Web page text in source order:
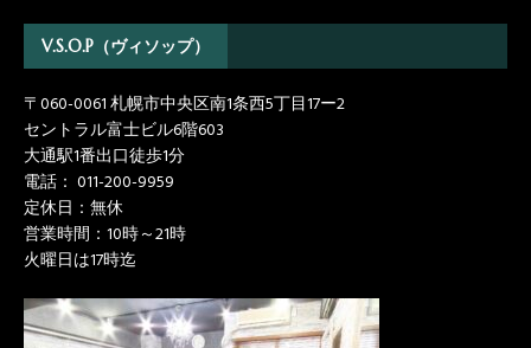
c
e
b
o
o
k
i
t
t
e
r
n
e
V.S.O.P（ヴィソップ）
〒060-0061 札幌市中央区南1条西5丁目17ー2
セントラル富士ビル6階603
大通駅1番出口徒歩1分
電話： 011-200-9959
定休日：無休
営業時間：10時～21時
火曜日は17時迄